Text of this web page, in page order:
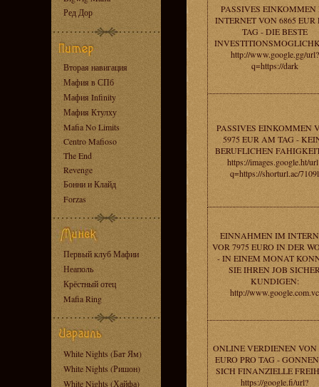
Ред Дор
Вторая навигация
Мафия в СПб
Мафия Infinity
Мафия Ктулху
Mafia No Limits
Centro Mafioso
The End
Revenge
Бонни и Клайд
Forzas
Первый клуб Мафии
Неаполь
Крёстный отец
Mafia Ring
White Nights (Бат Ям)
White Nights (Ришон)
White Nights (Хайфа)
PASSIVES EINKOMMEN
INTERNET VON 6865 EUR
TAG - DIE BESTE
http://www.google.gg/url?
q=https://dark
PASSIVES EINKOMMEN
5975 EUR AM TAG -
BERUFLICHEN
https://images.google.ht/
q=https://shorturl.ac/7109l
EINNAHMEN IM
VOR 7975 EURO IN DER
- IN EINEM MONAT
SIE IHREN JOB
KUNDIGEN:
http://www.google.com.vc
ONLINE VERDIENEN VON
EURO PRO TAG -
SICH FINANZIELLE
https://google.fi/url?